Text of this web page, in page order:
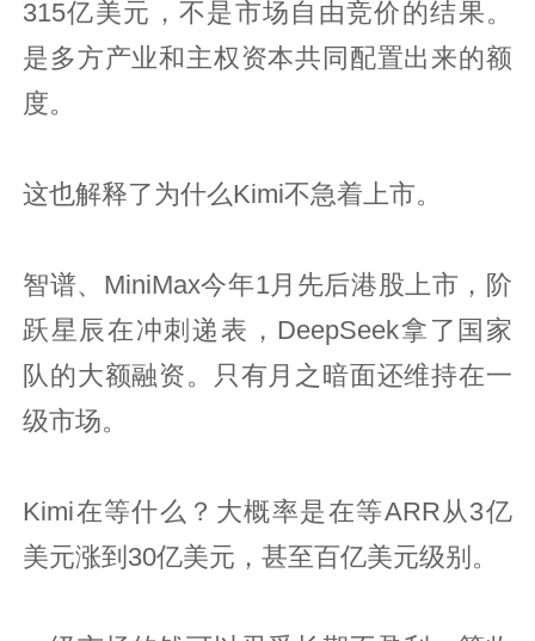
315亿美元，不是市场自由竞价的结果。
是多方产业和主权资本共同配置出来的额
度。
这也解释了为什么Kimi不急着上市。
智谱、MiniMax今年1月先后港股上市，阶
跃星辰在冲刺递表，DeepSeek拿了国家
队的大额融资。只有月之暗面还维持在一
级市场。
Kimi在等什么？大概率是在等ARR从3亿
美元涨到30亿美元，甚至百亿美元级别。